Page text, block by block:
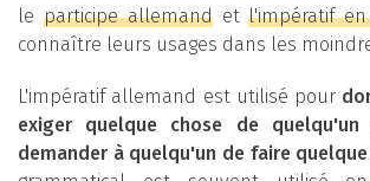
le participe allemandetl'impératif
connaître leurs usages dans les
L'impératif allemand est utilisé pour
exiger quelque chose de quelqu'un
demander à quelqu'un de faire